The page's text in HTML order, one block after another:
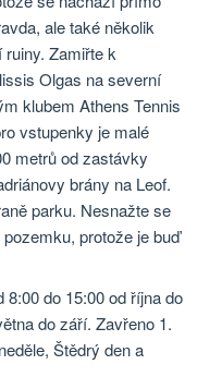
ale také několik
Zamiřte k
Olgas na severní
klubem Athens Tennis
vstupenky je malé
metrů od zastávky
brány na Leof.
parku. Nesnažte se
protože je buď
8:00 do 15:00 od října do
do září. Zavřeno 1.
Štědrý den a